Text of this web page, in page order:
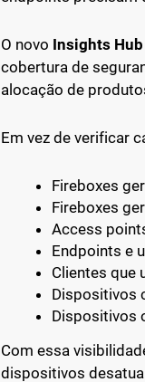
O novo Insights
cobertura de
alocação de
Em vez de verificar
Fireboxes
Fireboxes
Access
Endpoints e
Clientes que
Dispositivos
Dispositivos
Com essa
dispositivos